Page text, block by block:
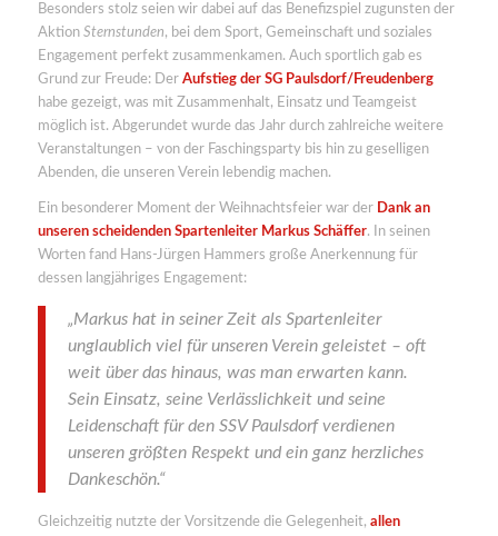
Besonders stolz seien wir dabei auf das Benefizspiel zugunsten der
Aktion Sternstunden, bei dem Sport, Gemeinschaft und soziales
Engagement perfekt zusammenkamen. Auch sportlich gab es
Grund zur Freude: Der Aufstieg der SG Paulsdorf/Freudenberg
habe gezeigt, was mit Zusammenhalt, Einsatz und Teamgeist
möglich ist. Abgerundet wurde das Jahr durch zahlreiche weitere
Veranstaltungen – von der Faschingsparty bis hin zu geselligen
Abenden, die unseren Verein lebendig machen.
Ein besonderer Moment der Weihnachtsfeier war der Dank an
unseren scheidenden Spartenleiter Markus Schäffer. In seinen
Worten fand Hans-Jürgen Hammers große Anerkennung für
dessen langjähriges Engagement:
„Markus hat in seiner Zeit als Spartenleiter
unglaublich viel für unseren Verein geleistet – oft
weit über das hinaus, was man erwarten kann.
Sein Einsatz, seine Verlässlichkeit und seine
Leidenschaft für den SSV Paulsdorf verdienen
unseren größten Respekt und ein ganz herzliches
Dankeschön.“
Gleichzeitig nutzte der Vorsitzende die Gelegenheit, allen